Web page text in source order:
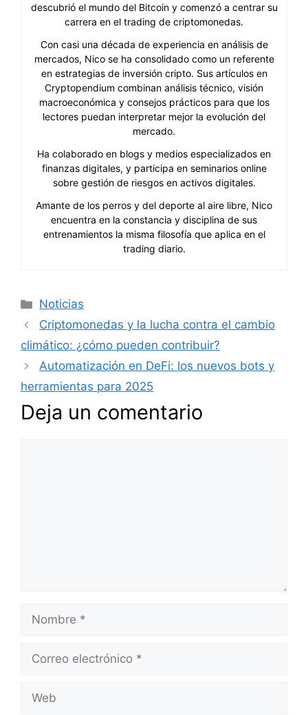
descubrió el mundo del Bitcoin y comenzó a centrar su
carrera en el trading de criptomonedas.
Con casi una década de experiencia en análisis de
mercados, Nico se ha consolidado como un referente
en estrategias de inversión cripto. Sus artículos en
Cryptopendium combinan análisis técnico, visión
macroeconómica y consejos prácticos para que los
lectores puedan interpretar mejor la evolución del
mercado.
Ha colaborado en blogs y medios especializados en
finanzas digitales, y participa en seminarios online
sobre gestión de riesgos en activos digitales.
Amante de los perros y del deporte al aire libre, Nico
encuentra en la constancia y disciplina de sus
entrenamientos la misma filosofía que aplica en el
trading diario.
Categorías
Noticias
Criptomonedas y la lucha contra el cambio
climático: ¿cómo pueden contribuir?
Automatización en DeFi: los nuevos bots y
herramientas para 2025
Deja un comentario
electrónico